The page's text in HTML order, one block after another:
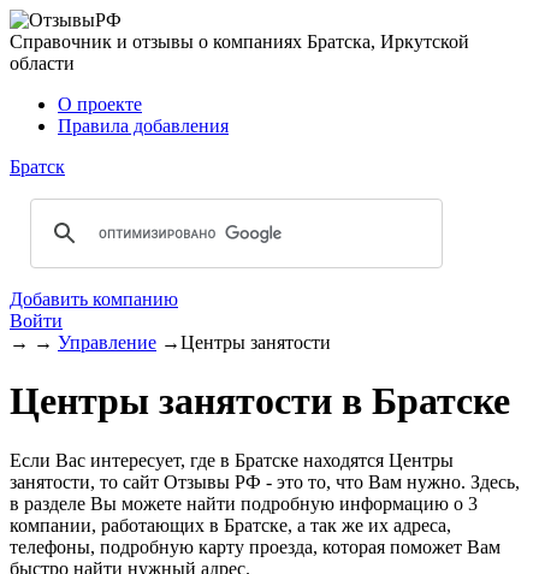
Справочник и отзывы о компаниях Братска, Иркутской
области
О проекте
Правила добавления
Братск
Добавить компанию
Войти
→ → Управление →Центры занятости
Центры занятости в Братске
Если Вас интересует, где в Братске находятся Центры
занятости, то сайт Отзывы РФ - это то, что Вам нужно. Здесь,
в разделе Вы можете найти подробную информацию о 3
компании, работающих в Братске, а так же их адреса,
телефоны, подробную карту проезда, которая поможет Вам
быстро найти нужный адрес.